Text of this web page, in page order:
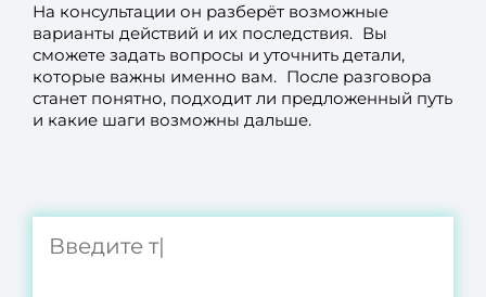
На консультации он разберёт возможные
варианты действий и их последствия. Вы
сможете задать вопросы и уточнить детали,
которые важны именно вам. После разговора
станет понятно, подходит ли предложенный путь
и какие шаги возможны дальше.